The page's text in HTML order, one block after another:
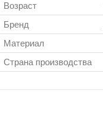
Возраст
Бренд
Материал
Страна производства